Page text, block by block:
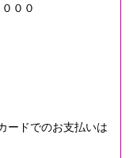
００
ードでのお支払いは